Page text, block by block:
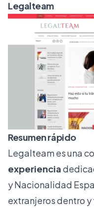
Legalteam
Resumen rápido
Legalteam es una
experiencia
y Nacionalidad
extranjeros dentro